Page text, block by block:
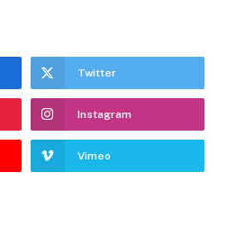
Twitter
Instagram
Vimeo